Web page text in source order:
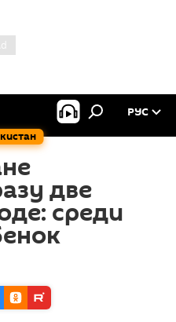
РУС
две
среди